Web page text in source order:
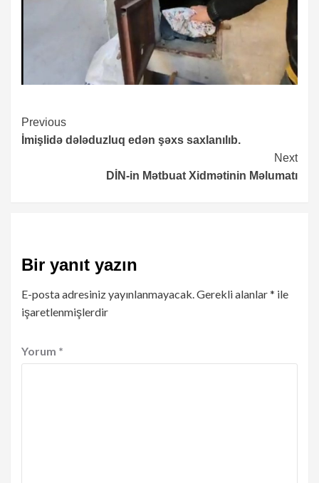
Continue
Reading
Previous
İmişlidə dələduzluq edən şəxs saxlanılıb.
Next
DİN-in Mətbuat Xidmətinin Məlumatı
Bir yanıt yazın
E-posta adresiniz yayınlanmayacak. Gerekli alanlar* ile
işaretlenmişlerdir
Yorum *